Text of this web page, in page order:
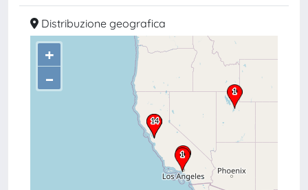
Distribuzione geografica
+
–